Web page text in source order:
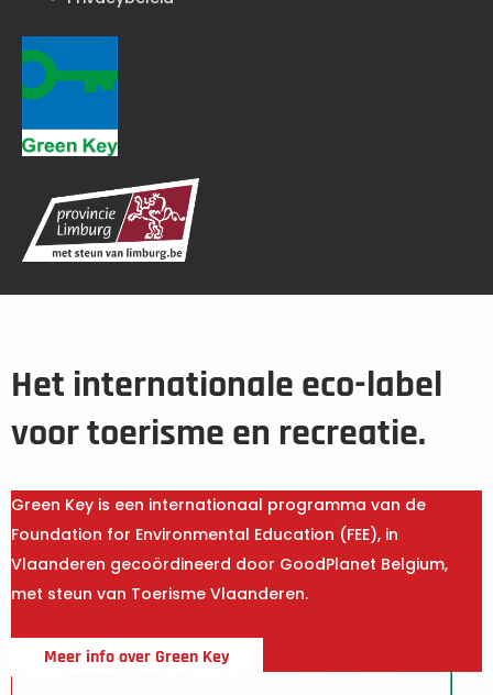
Het internationale eco-label
voor toerisme en recreatie.
Green Key is een internationaal programma van de
Foundation for Environmental Education (FEE), in
Vlaanderen gecoördineerd door GoodPlanet Belgium,
met steun van Toerisme Vlaanderen.
Meer info over Green Key